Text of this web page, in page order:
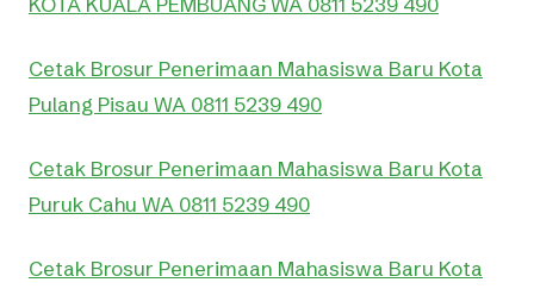
Cetak Brosur Penerimaan Mahasiswa Baru Kota
Pulang Pisau WA 0811 5239 490
Cetak Brosur Penerimaan Mahasiswa Baru Kota
Puruk Cahu WA 0811 5239 490
Cetak Brosur Penerimaan Mahasiswa Baru Kota